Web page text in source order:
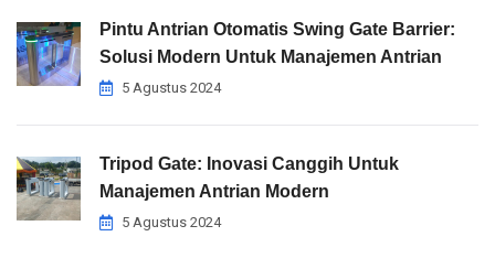
Pintu Antrian Otomatis Swing Gate Barrier:
Solusi Modern Untuk Manajemen Antrian
5 Agustus 2024
Tripod Gate: Inovasi Canggih Untuk
Manajemen Antrian Modern
5 Agustus 2024